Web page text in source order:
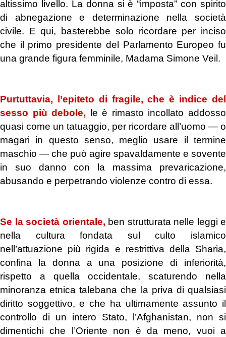
altissimo livello. La donna si è “imposta” con spirito
di abnegazione e determinazione nella società
civile. E qui, basterebbe solo ricordare per inciso
che il primo presidente del Parlamento Europeo fu
una grande figura femminile, Madama Simone Veil.
Purtuttavia, l’epiteto di fragile, che è indice del
sesso più debole,
le è rimasto incollato addosso
quasi come un tatuaggio, per ricordare all’uomo ― o
magari in questo senso, meglio usare il termine
maschio ― che può agire spavaldamente e sovente
in suo danno con la massima prevaricazione,
abusando e perpetrando violenze contro di essa.
Se la società orientale, ben strutturata nelle leggi e
nella cultura fondata sul culto islamico
nell’attuazione più rigida e restrittiva della Sharia,
confina la donna a una posizione di inferiorità,
rispetto a quella occidentale, scaturendo nella
minoranza etnica talebana che la priva di qualsiasi
diritto soggettivo, e che ha ultimamente assunto il
controllo di un intero Stato, l’Afghanistan, non si
dimentichi che l’Oriente non è da meno, vuoi a